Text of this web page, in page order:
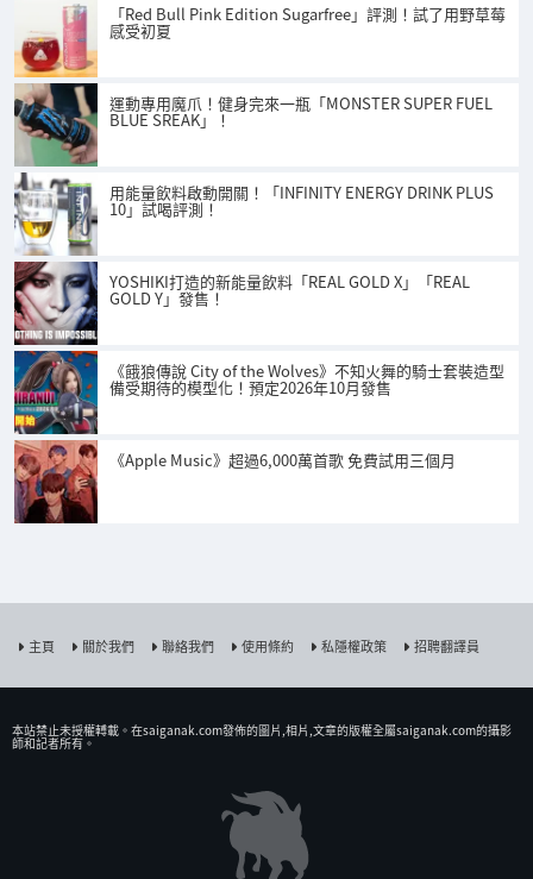
「Red Bull Pink Edition Sugarfree」評測！試了用野草莓
感受初夏
運動專用魔爪！健身完來一瓶「MONSTER SUPER FUEL
BLUE SREAK」！
用能量飲料啟動開關！「INFINITY ENERGY DRINK PLUS
10」試喝評測！
YOSHIKI打造的新能量飲料「REAL GOLD X」「REAL
GOLD Y」發售！
《餓狼傳說 City of the Wolves》不知火舞的騎士套裝造型
備受期待的模型化！預定2026年10月發售
《Apple Music》超過6,000萬首歌 免費試用三個月
主頁 關於我們 聯絡我們 使用條約 私隱權政策 招聘翻譯員
本站禁止未授權𨍭載。在saiganak.com發佈的圖片,相片,文章的版權全屬saiganak.com的攝影
師和記者所有。